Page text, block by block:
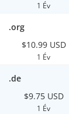
1 Év
.org
$10.99 USD
1 Év
.de
$9.75 USD
1 Év